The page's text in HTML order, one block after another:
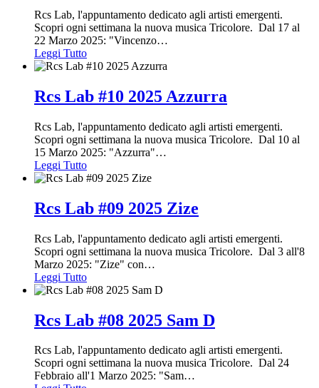
Rcs Lab, l'appuntamento dedicato agli artisti emergenti.
Scopri ogni settimana la nuova musica Tricolore. Dal 17 al
22 Marzo 2025: "Vincenzo…
Leggi Tutto
Rcs Lab #10 2025 Azzurra
Rcs Lab, l'appuntamento dedicato agli artisti emergenti.
Scopri ogni settimana la nuova musica Tricolore. Dal 10 al
15 Marzo 2025: "Azzurra"…
Leggi Tutto
Rcs Lab #09 2025 Zize
Rcs Lab, l'appuntamento dedicato agli artisti emergenti.
Scopri ogni settimana la nuova musica Tricolore. Dal 3 all'8
Marzo 2025: "Zize" con…
Leggi Tutto
Rcs Lab #08 2025 Sam D
Rcs Lab, l'appuntamento dedicato agli artisti emergenti.
Scopri ogni settimana la nuova musica Tricolore. Dal 24
Febbraio all'1 Marzo 2025: "Sam…